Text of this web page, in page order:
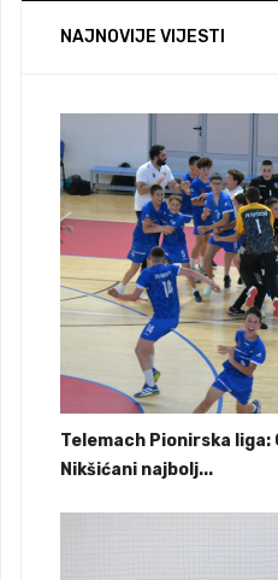
NAJNOVIJE VIJESTI
Telemach Pionirska liga:
Nikšićani najbolj...